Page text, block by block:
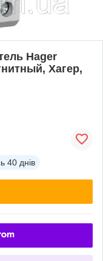
Hager
Хагер,
40 днів